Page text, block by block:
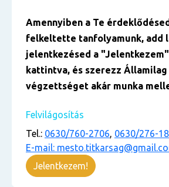
Amennyiben a Te
felkeltette tanfolyamunk, add
jelentkezésed a
kattintva, és szerezz
végzettséget akár munka
Felvilágosítás
Tel.: 0630/760-2706, 0630/276-
E-mail:
Jelentkezem!